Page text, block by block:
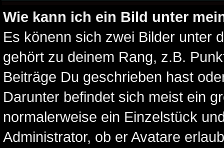
Wie kann ich ein Bild unter
Es könenn sich zwei Bilder unter
gehört zu deinem Rang, z.B.
Beiträge Du geschrieben hast
Darunter befindet sich meist ein
normalerweise ein Einzelstück
Administrator, ob er Avatare